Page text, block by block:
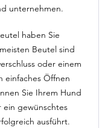
unternehmen.
haben Sie
Beutel sind
oder einem
einfaches Öffnen
Sie Ihrem Hund
gewünschtes
ausführt.